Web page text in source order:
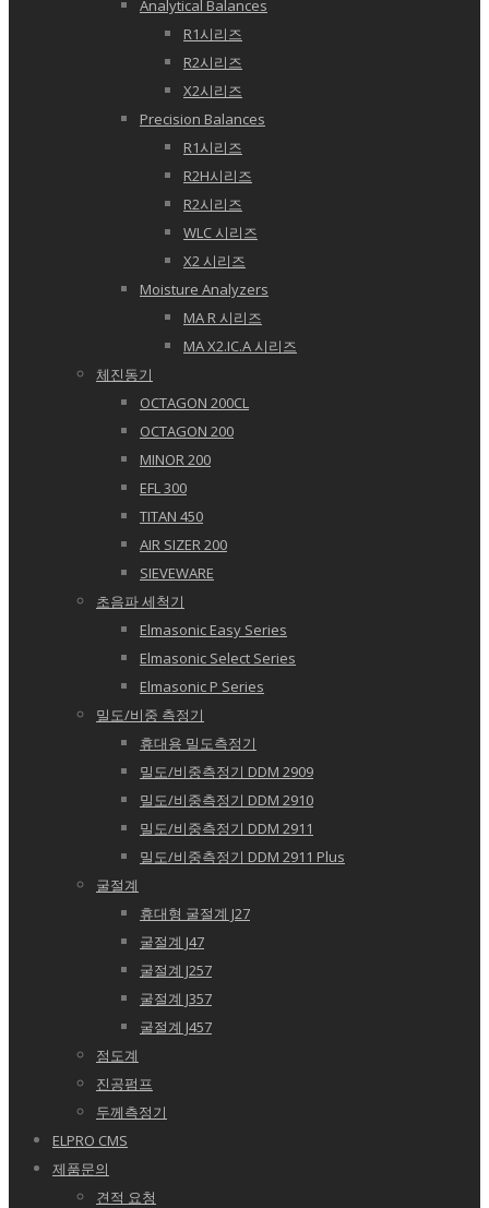
Analytical Balances
R1시리즈
R2시리즈
X2시리즈
Precision Balances
R1시리즈
R2H시리즈
R2시리즈
WLC 시리즈
X2 시리즈
Moisture Analyzers
MA R 시리즈
MA X2.IC.A 시리즈
체진동기
OCTAGON 200CL
OCTAGON 200
MINOR 200
EFL 300
TITAN 450
AIR SIZER 200
SIEVEWARE
초음파 세척기
Elmasonic Easy Series
Elmasonic Select Series
Elmasonic P Series
밀도/비중 측정기
휴대용 밀도측정기
밀도/비중측정기 DDM 2909
밀도/비중측정기 DDM 2910
밀도/비중측정기 DDM 2911
밀도/비중측정기 DDM 2911 Plus
굴절계
휴대형 굴절계 J27
굴절계 J47
굴절계 J257
굴절계 J357
굴절계 J457
점도계
진공펌프
두께측정기
ELPRO CMS
제품문의
견적 요청